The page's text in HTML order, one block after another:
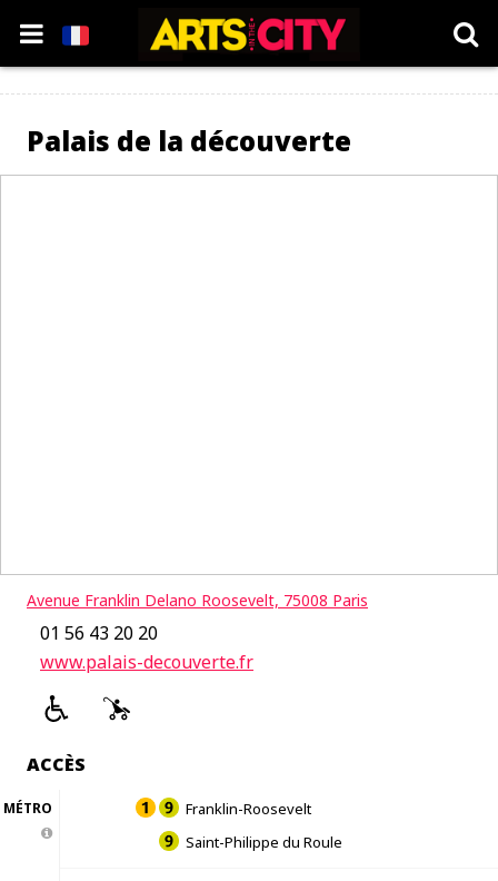
Palais de la découverte
Avenue Franklin Delano Roosevelt, 75008 Paris
01 56 43 20 20
www.palais-decouverte.fr
ACCÈS
MÉTRO
Franklin-Roosevelt
Saint-Philippe du Roule